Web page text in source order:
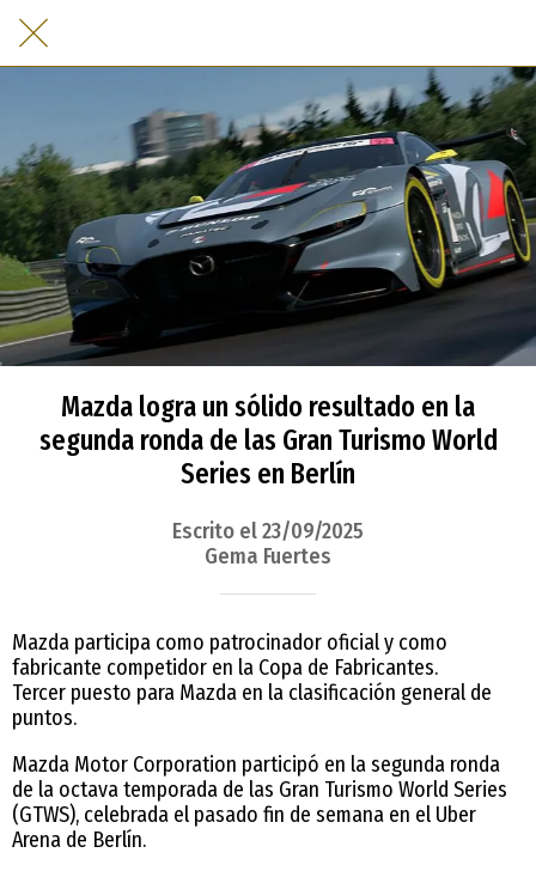
Mazda logra un sólido resultado en la
segunda ronda de las Gran Turismo World
Series en Berlín
Escrito el 23/09/2025
Gema Fuertes
Mazda participa como patrocinador oficial y como
fabricante competidor en la Copa de Fabricantes.
Tercer puesto para Mazda en la clasificación general de
puntos.
Mazda Motor Corporation participó en la segunda ronda
de la octava temporada de las Gran Turismo World Series
(GTWS), celebrada el pasado fin de semana en el Uber
Arena de Berlín.